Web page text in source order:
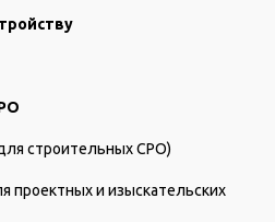
строительных СРО)
проектных и изыскательских